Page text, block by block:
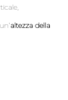
altezza della